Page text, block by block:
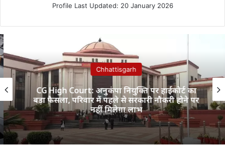
Profile Last Updated: 20 January 2026
Chhattisgarh
CG High Court: अनुकंपा नियुक्ति पर हाईकोर्ट का
बड़ा फैसला, परिवार में पहले से सरकारी नौकरी होने पर
नहीं मिलेगा लाभ